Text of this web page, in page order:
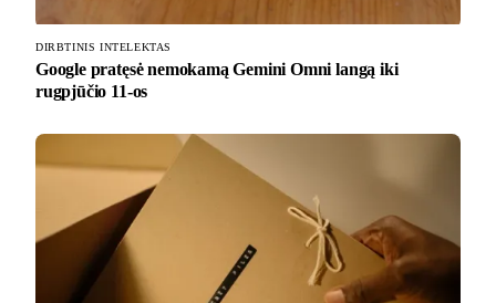
DIRBTINIS INTELEKTAS
Google pratęsė nemokamą Gemini Omni langą iki
rugpjūčio 11-os